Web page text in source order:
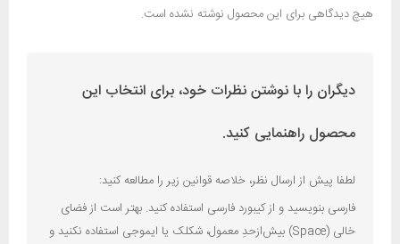
هیچ دیدگاهی برای این محصول نوشته نشده است.
دیگران را با نوشتن نظرات خود، برای انتخاب این
محصول راهنمایی کنید.
لطفا پیش از ارسال نظر، خلاصه قوانین زیر را مطالعه کنید:
فارسی بنویسید و از کیبورد فارسی استفاده کنید. بهتر است از فضای
خالی (Space) بیش‌از‌حدِ معمول، شکلک یا ایموجی استفاده نکنید و